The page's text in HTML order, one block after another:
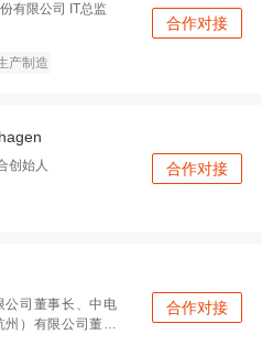
有限公司 IT总监
产制造
合作对接
创始人 合作对接
公司董事长、中电
州）有限公司董事
合作对接